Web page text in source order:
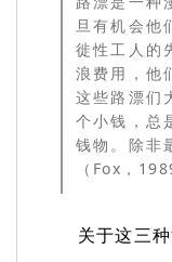
旦有机会他
徙性工人的
浪费用，他
这些路漂们
个小钱，总
钱物。除非
（Fox，
关于这三